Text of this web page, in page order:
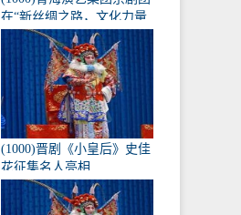
在“新丝绸之路，文化力量
——第二届黄河流域歌剧
红梅大赛”中获得1金3银
(1000)晋剧《小皇后》史佳
花征集名人亮相